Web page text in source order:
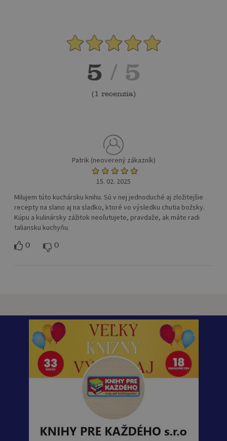
5 / 5
(1 recenzia)
Patrik (neoverený zákazník)
15. 02. 2025
Milujem túto kuchársku knihu. Sú v nej jednoduché aj zložitejšie
recepty na slano aj na sladko, ktoré vo výsledku chutia božsky.
Kúpu a kulinársky zážitok neoľutujete, pravdaže, ak máte radi
taliansku kuchyňu.
0 0